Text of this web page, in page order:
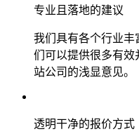
专业且落地的建议
我们具有各个行业丰
们可以提供很多有效
站公司的浅显意见。
透明干净的报价方式